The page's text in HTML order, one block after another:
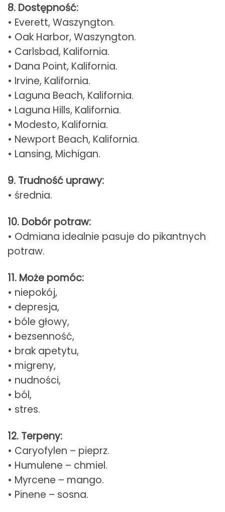
8. Dostępność:
• Everett, Waszyngton.
• Oak Harbor, Waszyngton.
• Carlsbad, Kalifornia.
• Dana Point, Kalifornia.
• Irvine, Kalifornia.
• Laguna Beach, Kalifornia.
• Laguna Hills, Kalifornia.
• Modesto, Kalifornia.
• Newport Beach, Kalifornia.
• Lansing, Michigan.
9. Trudność uprawy:
• średnia.
10. Dobór potraw:
• Odmiana idealnie pasuje do pikantnych
potraw.
11. Może pomóc:
• niepokój,
• depresja,
• bóle głowy,
• bezsenność,
• brak apetytu,
• migreny,
• nudności,
• ból,
• stres.
12. Terpeny:
• Caryofylen – pieprz.
• Humulene – chmiel.
• Myrcene – mango.
• Pinene – sosna.